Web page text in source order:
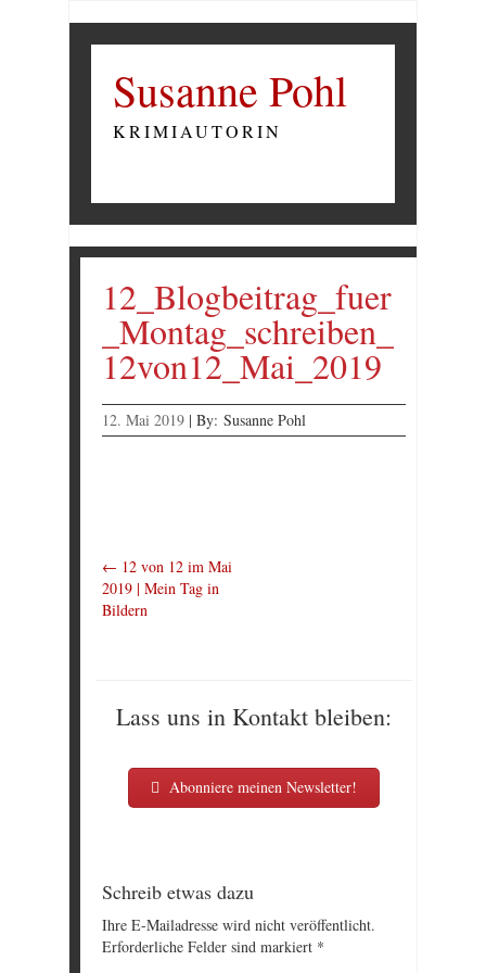
Susanne Pohl
KRIMIAUTORIN
12_Blogbeitrag_fuer
_Montag_schreiben_
12von12_Mai_2019
12. Mai 2019 | By: Susanne Pohl
← 12 von 12 im Mai
2019 | Mein Tag in
Bildern
Lass uns in Kontakt bleiben:
Abonniere meinen Newsletter!
Schreib etwas dazu
Ihre E-Mailadresse wird nicht veröffentlicht.
Erforderliche Felder sind markiert *